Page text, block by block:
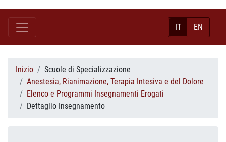
IT EN
Inizio
Scuole di Specializzazione
Anestesia, Rianimazione, Terapia Intesiva e del Dolore
Elenco e Programmi Insegnamenti Erogati
Dettaglio Insegnamento